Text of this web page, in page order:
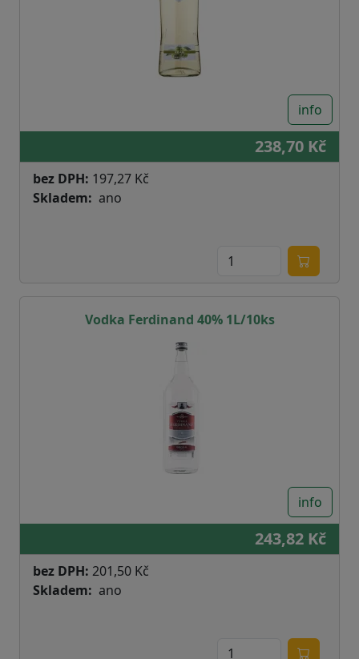
info
238,70 Kč
bez DPH: 197,27 Kč
Skladem
ano
Vodka Ferdinand 40% 1L/10ks
info
243,82 Kč
bez DPH: 201,50 Kč
Skladem
ano